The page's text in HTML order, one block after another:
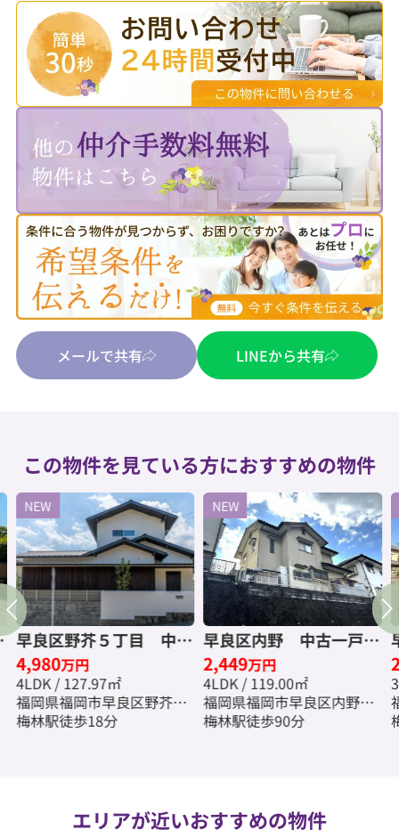
メールで共有 LINEから共有
この物件を見ている方におすすめの物件
NEW
早良区野芥５丁目 中古
一戸建☆仲介手数料無料
☆
4,980万円
4LDK / 127.97㎡
福岡県福岡市早良区野芥５
丁目
梅林駅徒歩18分
NEW
早良区内野 中古一戸建
☆仲介手数料無料☆
2,449万円
4LDK / 119.00㎡
福岡県福岡市早良区内野７
丁目
梅林駅徒歩90分
エリアが近いおすすめの物件